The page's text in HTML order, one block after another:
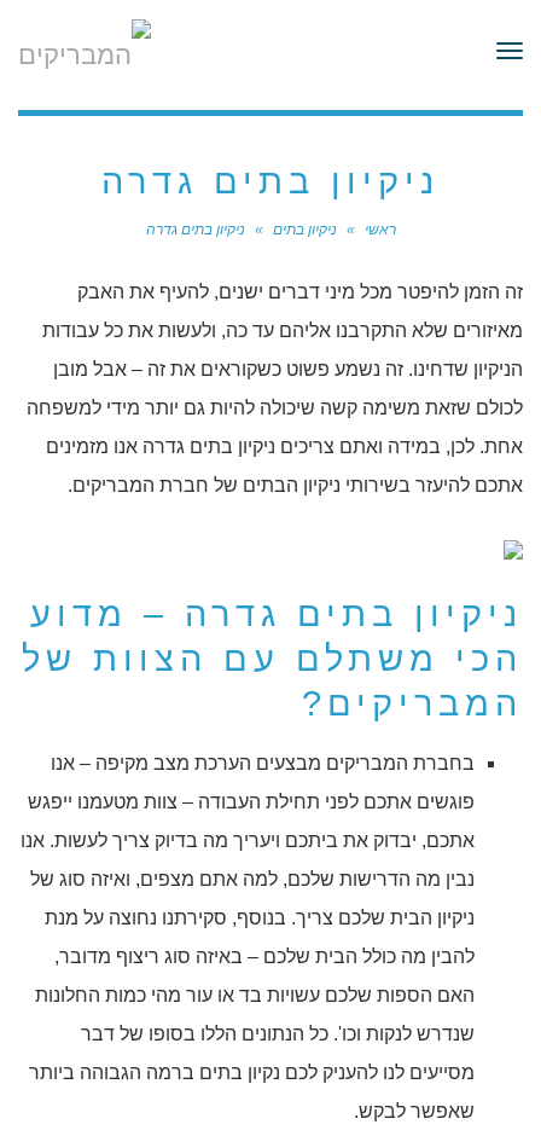
תפריט
ניקיון בתים גדרה
ראשי » ניקיון בתים » ניקיון בתים גדרה
זה הזמן להיפטר מכל מיני דברים ישנים, להעיף את האבק
מאיזורים שלא התקרבנו אליהם עד כה, ולעשות את כל עבודות
הניקיון שדחינו. זה נשמע פשוט כשקוראים את זה – אבל מובן
לכולם שזאת משימה קשה שיכולה להיות גם יותר מידי למשפחה
אחת. לכן, במידה ואתם צריכים ניקיון בתים גדרה אנו מזמינים
אתכם להיעזר בשירותי ניקיון הבתים של חברת המבריקים.
ניקיון בתים גדרה – מדוע
הכי משתלם עם הצוות של
המבריקים?
בחברת המבריקים מבצעים הערכת מצב מקיפה – אנו
פוגשים אתכם לפני תחילת העבודה – צוות מטעמנו ייפגש
אתכם, יבדוק את ביתכם ויעריך מה בדיוק צריך לעשות. אנו
נבין מה הדרישות שלכם, למה אתם מצפים, ואיזה סוג של
ניקיון הבית שלכם צריך. בנוסף, סקירתנו נחוצה על מנת
להבין מה כולל הבית שלכם – באיזה סוג ריצוף מדובר,
האם הספות שלכם עשויות בד או עור מהי כמות החלונות
שנדרש לנקות וכו'. כל הנתונים הללו בסופו של דבר
מסייעים לנו להעניק לכם נקיון בתים ברמה הגבוהה ביותר
שאפשר לבקש.